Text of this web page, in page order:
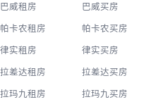
巴威租房 巴威买房
帕卡农租房 帕卡农买房
律实租房 律实买房
拉差达租房 拉差达买房
拉玛九租房 拉玛九买房